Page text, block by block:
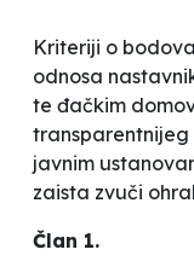
Kriteriji o
odnosa
te đačkim
javnim
zaista zvuči
Član 1.